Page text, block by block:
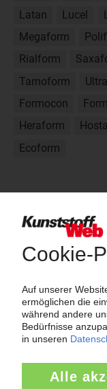
Latan
Lucel
Megaform
Rialform
Tarnoform
Formocon
Heraform
Ecoform
Über das
Als einer der
versorgt das
und
Nachrichten rund
der